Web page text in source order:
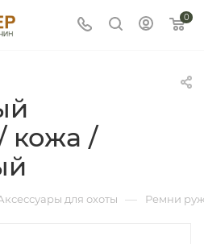
0
кожа /
для охоты — Ремни